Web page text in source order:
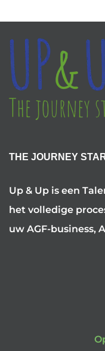
THE JOURNEY
Up & Up is een
het volledige
uw AGF-business,